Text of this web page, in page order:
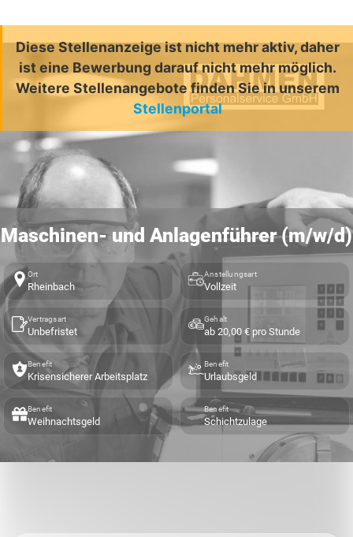
Diese Stellenanzeige ist nicht mehr aktiv, daher
ist eine Bewerbung darauf nicht mehr möglich.
Weitere Stellenangebote finden Sie in unserem
Stellenportal
Maschinen- und Anlagenführer (m/w/d)
Ort
Rheinbach
Anstellungsart
Vollzeit
Vertragsart
Unbefristet
Gehalt
ab 20,00 € pro Stunde
Benefit
Krisensicherer Arbeitsplatz
Benefit
Urlaubsgeld
Benefit
Weihnachtsgeld
Benefit
Schichtzulage